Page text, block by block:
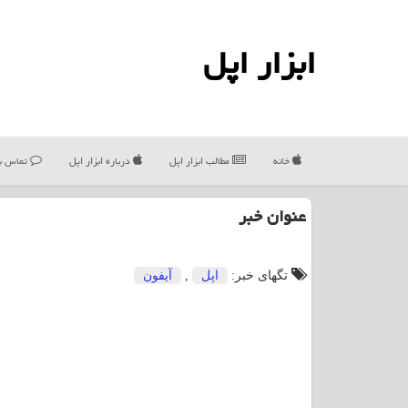
ابزار اپل
خانه مطالب ابزار اپل درباره ابزار اپل تماس
عنوان خبر
تگهای خبر: اپل , آیفون